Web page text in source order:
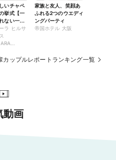
いチャペ
挙式【一
ない一
ラ ヒルサ
）
家族と友人、笑顔あ
ふれる2つのウエディ
ングパーティ
帝国ホテル 大阪
カップルレポートランキング一覧
動画